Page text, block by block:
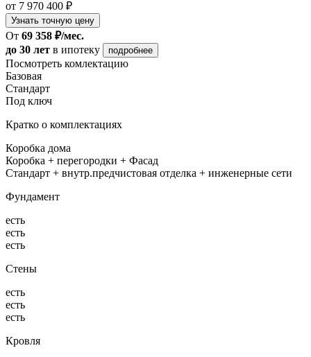
от 7 970 400 ₽
Узнать точную цену
От 69 358 ₽/мес.
до 30 лет в ипотеку подробнее
Посмотреть комлектацию
Базовая
Стандарт
Под ключ
Кратко о комплектациях
Коробка дома
Коробка + перегородки + Фасад
Стандарт + внутр.предчистовая отделка + инженерные сети
Фундамент
есть
есть
есть
Стены
есть
есть
есть
Кровля